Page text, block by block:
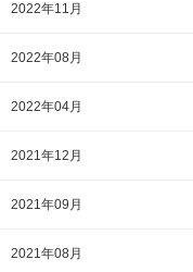
2022年11月
2022年08月
2022年04月
2021年12月
2021年09月
2021年08月